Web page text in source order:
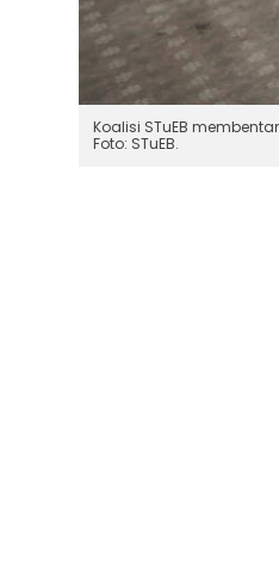
Koalisi STuEB
Foto: STuEB.